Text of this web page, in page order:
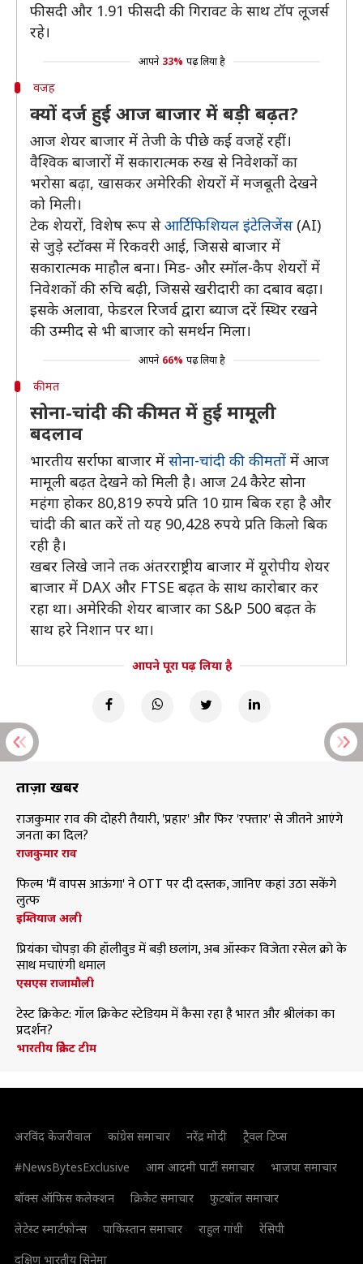
फीसदी और 1.91 फीसदी की गिरावट के साथ टॉप लूजर्स
रहे।
आपने 33% पढ़ लिया है
वजह
क्यों दर्ज हुई आज बाजार में बड़ी बढ़त?
आज शेयर बाजार में तेजी के पीछे कई वजहें रहीं।
वैश्विक बाजारों में सकारात्मक रुख से निवेशकों का
भरोसा बढ़ा, खासकर अमेरिकी शेयरों में मजबूती देखने
को मिली।
टेक शेयरों, विशेष रूप सेआर्टिफिशियल इंटेलिजेंस(AI)
से जुड़े स्टॉक्स में रिकवरी आई, जिससे बाजार में
सकारात्मक माहौल बना। मिड- और स्मॉल-कैप शेयरों में
निवेशकों की रुचि बढ़ी, जिससे खरीदारी का दबाव बढ़ा।
इसके अलावा, फेडरल रिजर्व द्वारा ब्याज दरें स्थिर रखने
की उम्मीद से भी बाजार को समर्थन मिला।
आपने 66% पढ़ लिया है
कीमत
सोना-चांदी की कीमत में हुई मामूली
बदलाव
भारतीय सर्राफा बाजार में सोना-चांदी की कीमतों में आज
मामूली बढ़त देखने को मिली है। आज 24 कैरेट सोना
महंगा होकर 80,819 रुपये प्रति 10 ग्राम बिक रहा है और
चांदी की बात करें तो यह 90,428 रुपये प्रति किलो बिक
रही है।
खबर लिखे जाने तक अंतरराष्ट्रीय बाजार में यूरोपीय शेयर
बाजार में DAX और FTSE बढ़त के साथ कारोबार कर
रहा था। अमेरिकी शेयर बाजार का S&P 500 बढ़त के
साथ हरे निशान पर था।
आपने पूरा पढ़ लिया है
ताज़ा खबरें
राजकुमार राव की दोहरी तैयारी, 'प्रहार' और फिर 'रफ्तार' से जीतने आएंगे
जनता का दिल?
राजकुमार राव
फिल्म 'मैं वापस आऊंगा' ने OTT पर दी दस्तक, जानिए कहां उठा सकेंगे
लुत्फ
इम्तियाज अली
प्रियंका चोपड़ा की हॉलीवुड में बड़ी छलांग, अब ऑस्कर विजेता रसेल क्रो के
साथ मचाएंगी धमाल
एसएस राजामौली
टेस्ट क्रिकेट: गॉल क्रिकेट स्टेडियम में कैसा रहा है भारत और श्रीलंका का
प्रदर्शन?
भारतीय क्रिकेट टीम
अरविंद केजरीवाल कांग्रेस समाचार नरेंद्र मोदी
ट्रैवल टिप्स
#NewsBytesExclusive
आम आदमी पार्टी समाचार
भाजपा समाचार
बॉक्स ऑफिस कलेक्शन
क्रिकेट समाचार
फुटबॉल समाचार
लेटेस्ट स्मार्टफोन्स
पाकिस्तान समाचार राहुल गांधी
रेसिपी
दक्षिण भारतीय सिनेमा